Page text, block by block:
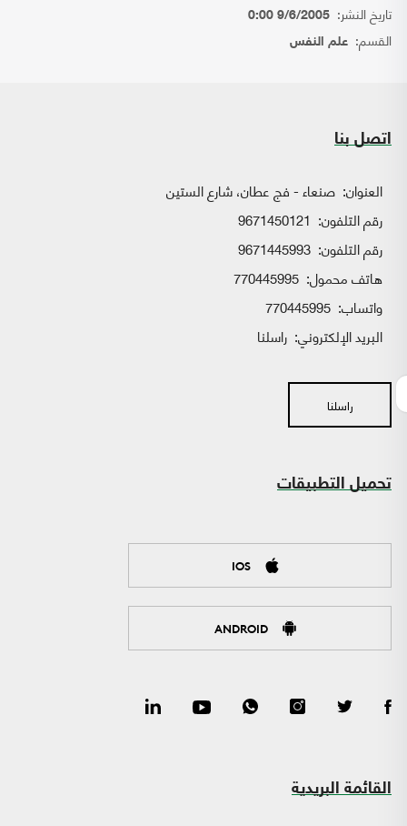
تاريخ النشر: 9/6/2005 0:00
القسم: علم النفس
اتصل بنا
العنوان: صنعاء - فج عطان، شارع الستين
رقم التلفون: 9671450121
رقم التلفون: 9671445993
هاتف محمول: 770445995
واتساب:
البريد الإلكتروني: راسلنا
راسلنا
تحميل التطبيقات
IOS
ANDROID
القائمة البريدية